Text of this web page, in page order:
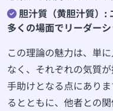
胆汁質（黄胆汁質）:
多くの場面でリーダーシ
この理論の魅力は、単
なく、それぞれの気質
手助けとなる点にあり
るとともに、他者との